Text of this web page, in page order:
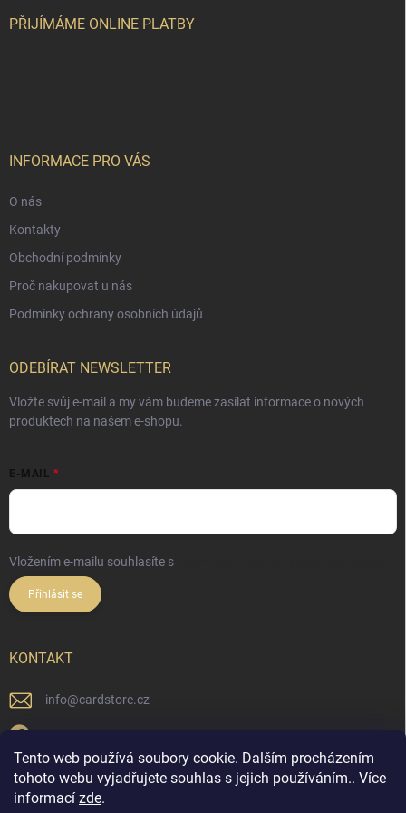
Tento web používá soubory cookie. Dalším procházením
tohoto webu vyjadřujete souhlas s jejich používáním.. Více
informací zde.
PŘIJÍMÁME ONLINE PLATBY
INFORMACE PRO VÁS
O nás
Kontakty
Obchodní podmínky
Proč nakupovat u nás
Podmínky ochrany osobních údajů
ODEBÍRAT NEWSLETTER
Vložte svůj e-mail a my vám budeme zasílat informace o nových
produktech na našem e-shopu.
E-MAIL
Vložením e-mailu souhlasíte s
Přihlásit se
KONTAKT
info@cardstore.cz
https://www.facebook.com/cardstorecz
cardstore.cz/
@cardstore.cz/